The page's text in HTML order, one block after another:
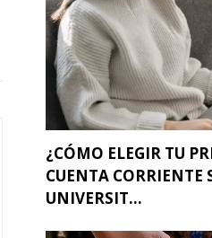
¿CÓMO ELEGIR TU
CUENTA CORRIENTE
UNIVERSIT...